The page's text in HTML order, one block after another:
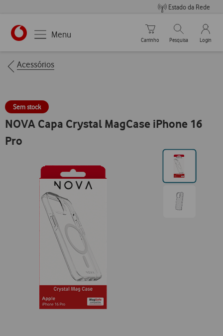
Estado da Rede
https://www.vodafone.pt
Menu
Carrinho de compras
Carrinho
Pesquisar
Pesquisa
My
Login
Breadcrumbs
Acessórios
Sem stock
NOVA Capa Crystal MagCase iPhone 16
Pro
Ir
para
posição0
Ir